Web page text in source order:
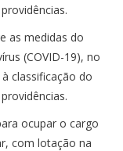
as medidas do
(COVID-19), no
classificação do
ocupar o cargo
com lotação na